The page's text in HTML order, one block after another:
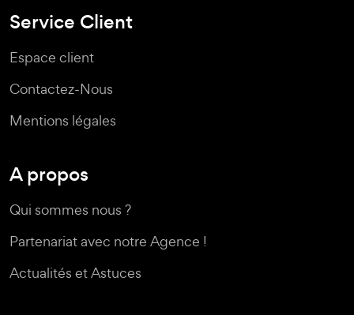
Service Client
Espace client
Contactez-Nous
Mentions légales
A propos
Qui sommes nous ?
Partenariat avec notre Agence !
Actualités et Astuces